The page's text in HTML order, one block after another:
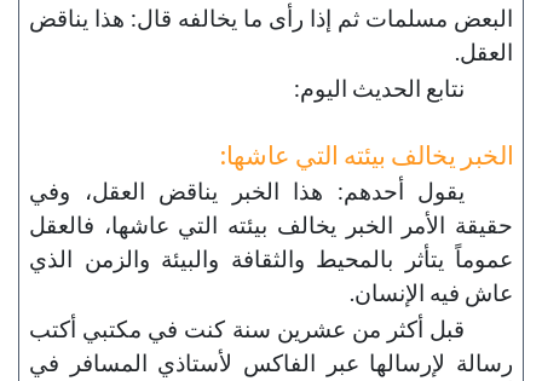
البعض مسلمات ثم إذا رأى ما يخالفه قال: هذا يناقض
العقل.
نتابع الحديث اليوم:
الخبر يخالف بيئته التي عاشها:
يقول أحدهم: هذا الخبر يناقض العقل، وفي
حقيقة الأمر الخبر يخالف بيئته التي عاشها، فالعقل
عموماً يتأثر بالمحيط والثقافة والبيئة والزمن الذي
عاش فيه الإنسان.
قبل أكثر من عشرين سنة كنت في مكتبي أكتب
رسالة لإرسالها عبر الفاكس لأستاذي المسافر في